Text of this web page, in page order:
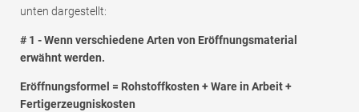
unten dargestellt:
# 1 - Wenn verschiedene Arten von Eröffnungsmaterial
erwähnt werden.
Eröffnungsformel = Rohstoffkosten + Ware in Arbeit +
Fertigerzeugniskosten